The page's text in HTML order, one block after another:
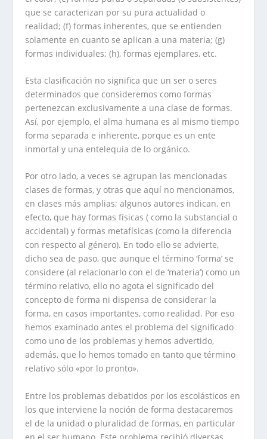
que se caracterizan por su pura actualidad o
realidad; (f) formas inherentes, que se entienden
solamente en cuanto se aplican a una materia; (g)
formas individuales; (h), formas ejemplares, etc.
Esta clasificación no significa que un ser o seres
determinados que consideremos como formas
pertenezcan exclusivamente a una clase de formas.
Así, por ejemplo, el alma humana es al mismo tiempo
forma separada e inherente, porque es un ente
inmortal y una entelequia de lo orgánico.
Por otro lado, a veces se agrupan las mencionadas
clases de formas, y otras que aquí no mencionamos,
en clases más amplias; algunos autores indican, en
efecto, que hay formas físicas ( como la substancial o
accidental) y formas metafísicas (como la diferencia
con respecto al género). En todo ello se advierte,
dicho sea de paso, que aunque el término ‘forma’ se
considere (al relacionarlo con el de ‘materia’) como un
término relativo, ello no agota el significado del
concepto de forma ni dispensa de considerar la
forma, en casos importantes, como realidad. Por eso
hemos examinado antes el problema del significado
como uno de los problemas y hemos advertido,
además, que lo hemos tomado en tanto que término
relativo sólo «por lo pronto».
Entre los problemas debatidos por los escolásticos en
los que interviene la noción de forma destacaremos
el de la unidad o pluralidad de formas, en particular
en el ser humano. Este problema recibió diversas